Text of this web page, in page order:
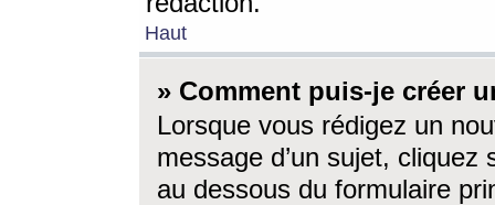
Haut
» Comment puis-je créer
Lorsque vous rédigez un
message d’un sujet, cliquez
au dessous du formulaire